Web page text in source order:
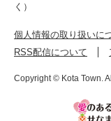
く）
個人情報の取り扱いに
RSS配信について
Copyright © Kota Town.